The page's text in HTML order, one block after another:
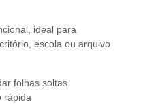
ideal para
escola ou arquivo
folhas soltas
rápida